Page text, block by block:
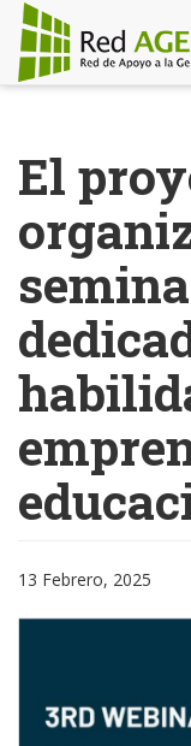
contenido
principal
El
13 Febrero, 2025